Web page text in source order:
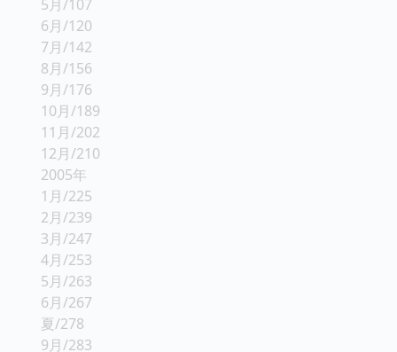
5月/107
6月/120
7月/142
8月/156
9月/176
10月/189
11月/202
12月/210
2005年
1月/225
2月/239
3月/247
4月/253
5月/263
6月/267
夏/278
9月/283